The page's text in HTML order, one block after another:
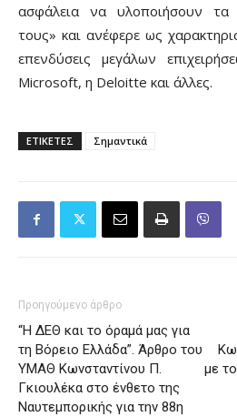
ασφάλεια να υλοποιήσουν τα
τους» και ανέφερε ως
επενδύσεις μεγάλων
Microsoft, η Deloitte και άλλες.
ΕΤΙΚΕΤΕΣ Σημαντικά
Προηγούμενο άρθρο
“Η ΔΕΘ και το όραμά μας για
τη Βόρειο Ελλάδα”. Άρθρο του
ΥΜΑΘ Κωνσταντίνου Π.
Γκιουλέκα στο ένθετο της
Ναυτεμπορικής για την 88η
με